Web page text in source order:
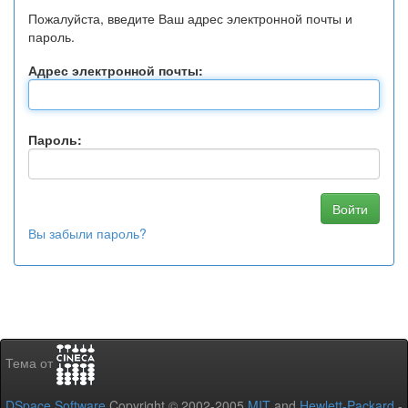
Пожалуйста, введите Ваш адрес электронной почты и
пароль.
Адрес электронной почты:
Пароль:
Вы забыли пароль?
Тема от